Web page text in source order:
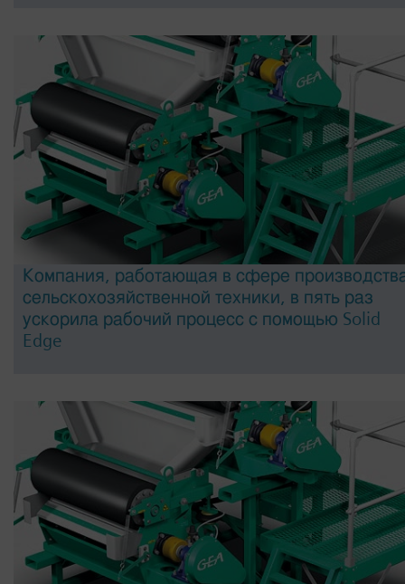
Компания, работающая в сфере
сельскохозяйственной техники, в пять раз
ускорила рабочий процесс с помощью Solid
Edge